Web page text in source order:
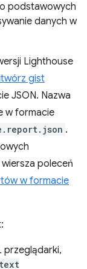
podstawowych
danych w
Lighthouse
gist
JSON. Nazwa
w formacie
.
poleceń
w formacie
przeglądarki,
text